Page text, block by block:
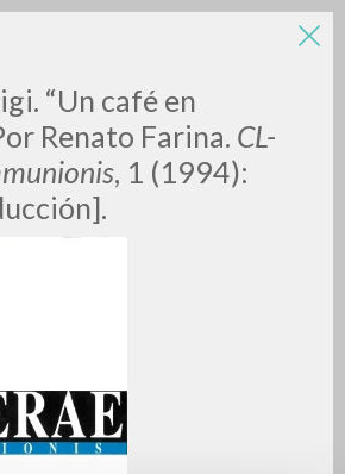
“Un café en
Renato Farina. CL-
, 1 (1994):
LUIGI